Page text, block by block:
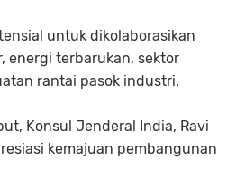
untuk dikolaborasikan
energi terbarukan, sektor
rantai pasok industri.
Konsul Jenderal India, Ravi
kemajuan pembangunan